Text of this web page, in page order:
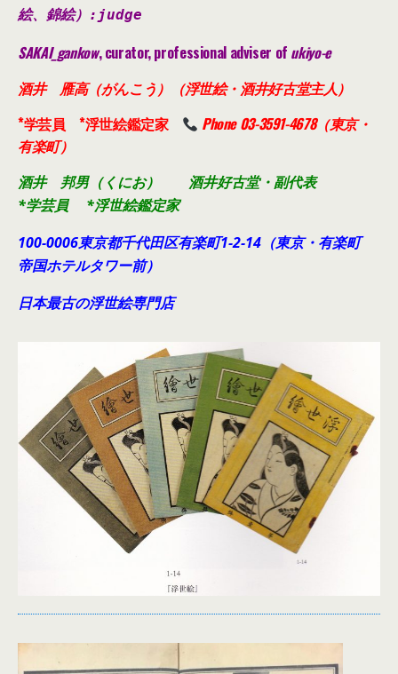
絵、錦絵） :judge
SAKAI_gankow, curator, professional adviser of ukiyo-e
酒井 雁高（がんこう）（浮世絵・酒井好古堂主人）
*学芸員 *浮世絵鑑定家
Phone 03-3591-4678（東京・
有楽町）
酒井 邦男（くにお） 酒井好古堂・副代表
*学芸員 *浮世絵鑑定家
100-0006東京都千代田区有楽町1-2-14（東京・有楽町
帝国ホテルタワー前）
日本最古の浮世絵専門店